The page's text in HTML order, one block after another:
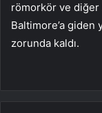
römorkör ve diğer
Baltimore’a giden
zorunda kaldı.